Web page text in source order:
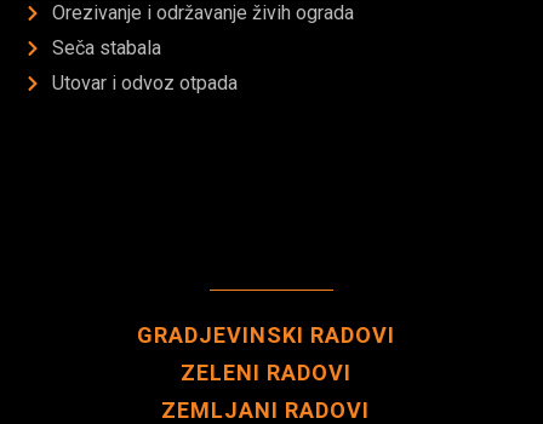
Orezivanje i održavanje živih ograda
Seča stabala
Utovar i odvoz otpada
GRADJEVINSKI RADOVI
ZELENI RADOVI
ZEMLJANI RADOVI